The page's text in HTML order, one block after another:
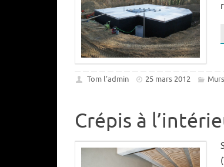
Tom l'admin 25 mars 2012
Crépis à